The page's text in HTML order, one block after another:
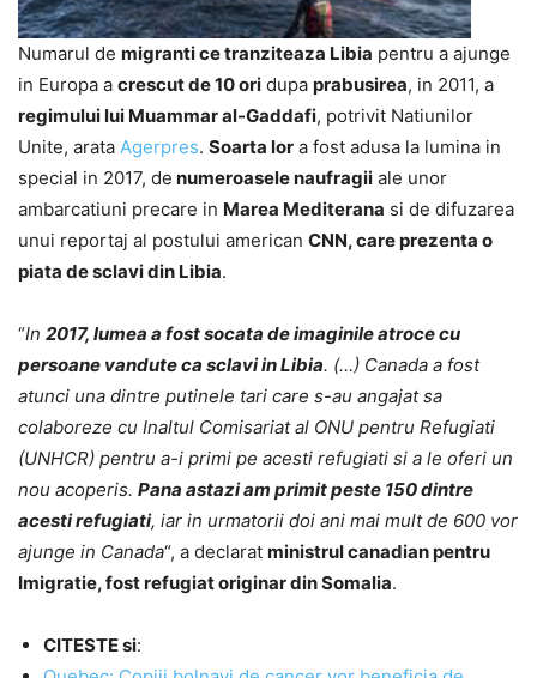
Numarul de migranti ce tranziteaza Libia pentru a ajunge
in Europa a crescut de 10 ori dupa prabusirea, in 2011, a
regimului lui Muammar al-Gaddafi, potrivit Natiunilor
Unite, arata Agerpres. Soarta lor a fost adusa la lumina in
special in 2017, de numeroasele naufragii ale unor
ambarcatiuni precare in Marea Mediterana si de difuzarea
unui reportaj al postului american CNN, care prezenta o
piata de sclavi din Libia.
“In 2017, lumea a fost socata de imaginile atroce cu
persoane vandute ca sclavi in Libia. (…) Canada a fost
atunci una dintre putinele tari care s-au angajat sa
colaboreze cu Inaltul Comisariat al ONU pentru Refugiati
(UNHCR) pentru a-i primi pe acesti refugiati si a le oferi un
nou acoperis. Pana astazi am primit peste 150 dintre
acesti refugiati, iar in urmatorii doi ani mai mult de 600 vor
ajunge in Canada“, a declarat ministrul canadian pentru
Imigratie, fost refugiat originar din Somalia.
CITESTE si: